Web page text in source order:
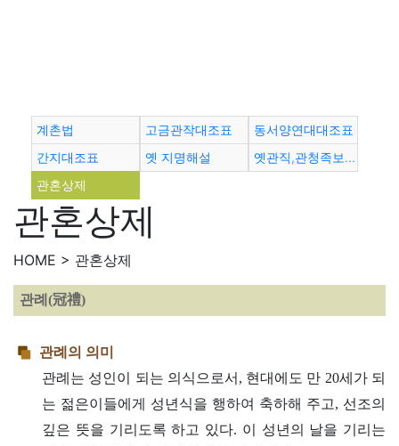
계촌법 고금관작대조표
동서양연대대조표
간지대조표
옛 지명해설
옛관직,관청족보용어
관혼상제
관혼상제
HOME > 관혼상제
관례(冠禮)
관례의 의미
관례는 성인이 되는 의식으로서, 현대에도 만 20세가 되
는 젊은이들에게 성년식을 행하여 축하해 주고, 선조의
깊은 뜻을 기리도록 하고 있다. 이 성년의 날을 기리는